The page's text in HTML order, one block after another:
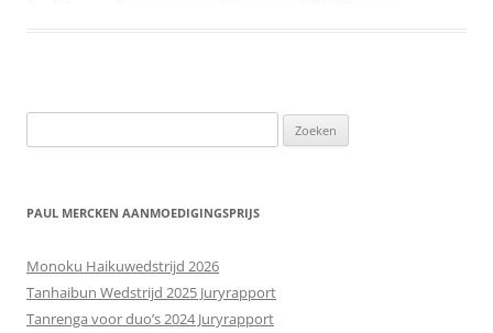
naar:
PAUL MERCKEN AANMOEDIGINGSPRIJS
Monoku Haikuwedstrijd 2026
Tanhaibun Wedstrijd 2025 Juryrapport
Tanrenga voor duo’s 2024 Juryrapport